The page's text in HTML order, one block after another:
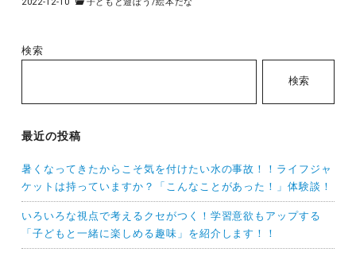
検索
検索
最近の投稿
暑くなってきたからこそ気を付けたい水の事故！！ライフジャ
ケットは持っていますか？「こんなことがあった！」体験談！
いろいろな視点で考えるクセがつく！学習意欲もアップする
「子どもと一緒に楽しめる趣味」を紹介します！！